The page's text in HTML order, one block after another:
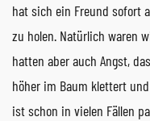
hat sich ein Freund sofort
zu holen. Natürlich waren
hatten aber auch Angst,
höher im Baum klettert
ist schon in vielen Fällen